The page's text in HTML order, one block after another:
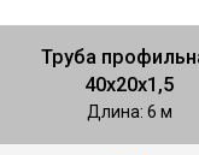
Труба
40х20х1,5
Длина: 6 м